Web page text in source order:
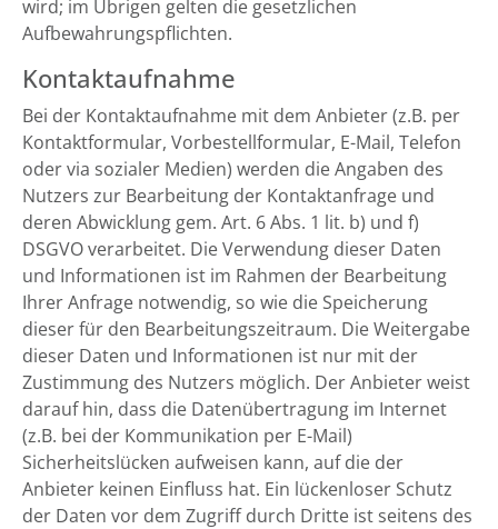
wird; im Übrigen gelten die gesetzlichen
Aufbewahrungspflichten.
Kontaktaufnahme
Bei der Kontaktaufnahme mit dem Anbieter (z.B. per
Kontaktformular, Vorbestellformular, E-Mail, Telefon
oder via sozialer Medien) werden die Angaben des
Nutzers zur Bearbeitung der Kontaktanfrage und
deren Abwicklung gem. Art. 6 Abs. 1 lit. b) und f)
DSGVO verarbeitet. Die Verwendung dieser Daten
und Informationen ist im Rahmen der Bearbeitung
Ihrer Anfrage notwendig, so wie die Speicherung
dieser für den Bearbeitungszeitraum. Die Weitergabe
dieser Daten und Informationen ist nur mit der
Zustimmung des Nutzers möglich. Der Anbieter weist
darauf hin, dass die Datenübertragung im Internet
(z.B. bei der Kommunikation per E-Mail)
Sicherheitslücken aufweisen kann, auf die der
Anbieter keinen Einfluss hat. Ein lückenloser Schutz
der Daten vor dem Zugriff durch Dritte ist seitens des